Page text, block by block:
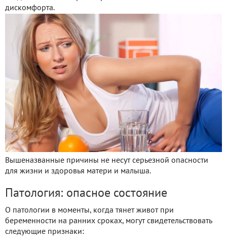
дискомфорта.
Вышеназванные причины не несут серьезной опасности
для жизни и здоровья матери и малыша.
Патология: опасное состояние
О патологии в моменты, когда тянет живот при
беременности на ранних сроках, могут свидетельствовать
следующие признаки: